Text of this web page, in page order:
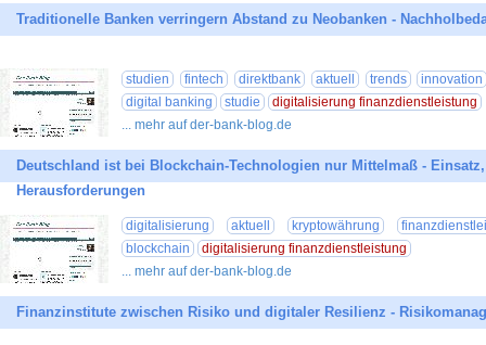
Traditionelle Banken verringern Abstand zu Neobanken -
studien fintech direktbank aktuell trends
innovation
digital banking
studie
digitalisierung finanzdienstleistung
... mehr auf der-bank-blog.de
Deutschland ist bei Blockchain-Technologien nur Mittelmaß -
Herausforderungen
digitalisierung aktuell kryptowährung
blockchain
digitalisierung finanzdienstleistung
... mehr auf der-bank-blog.de
Finanzinstitute zwischen Risiko und digitaler Resilienz -